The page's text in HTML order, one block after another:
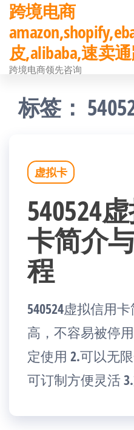
前
往
内
跨境电商
皮,alibaba,速卖
跨境电商领先咨询
标签：
虚拟卡
540524
卡简介
程
540524虚拟信用
高，不容易被停
定使用 2.可以无
可订制方便灵活